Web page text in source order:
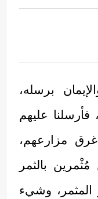
برسله،
فأرسلنا عليهم
مزارعهم،
مُثْمرين بالثمر
المثمر، وشيء